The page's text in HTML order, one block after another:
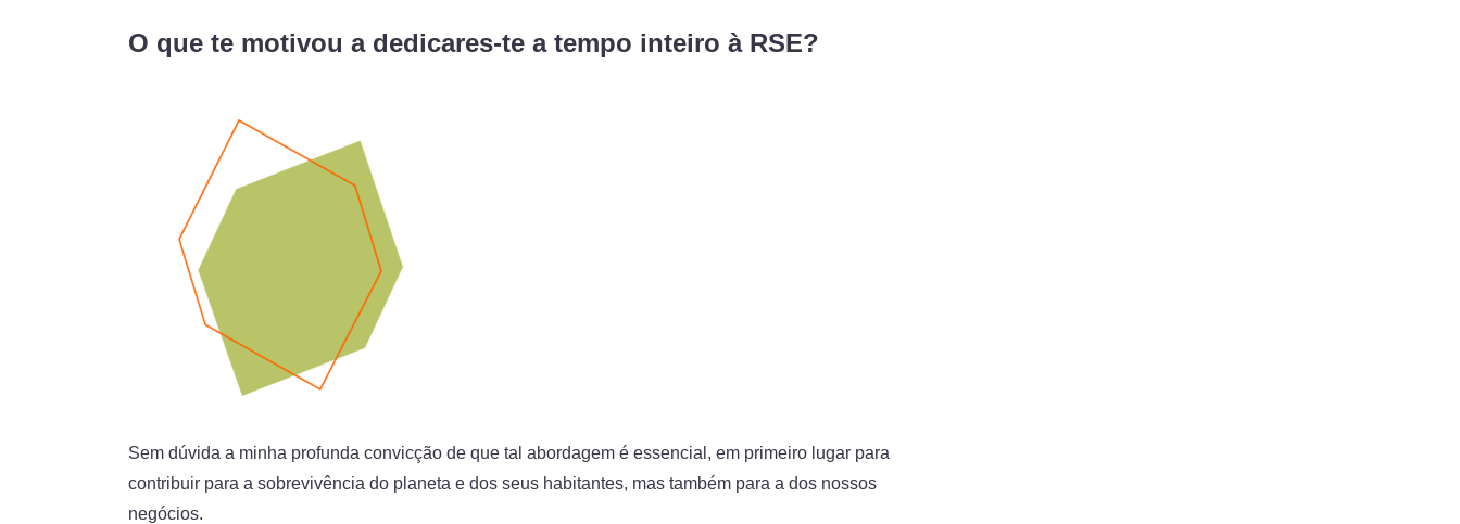
O que te motivou a dedicares-te a tempo inteiro à RSE?
Sem dúvida a minha profunda convicção de que tal abordagem é essencial, em primeiro lugar para
contribuir para a sobrevivência do planeta e dos seus habitantes, mas também para a dos nossos
negócios.